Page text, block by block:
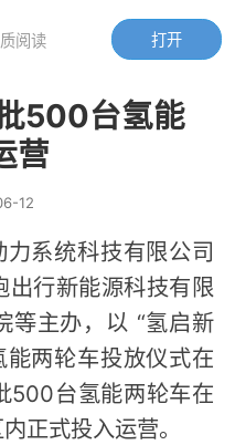
500台氢能
营
12
系统科技有限公司
出行新能源科技有限
等主办，以 “氢启新
两轮车投放仪式在
500台氢能两轮车在
正式投入运营。
打开
阅读